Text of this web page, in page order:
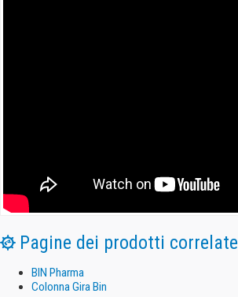
Pagine dei prodotti correlate
BIN Pharma
Colonna Gira Bin